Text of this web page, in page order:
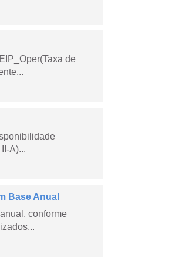
de
A)...
Base Anual
conforme